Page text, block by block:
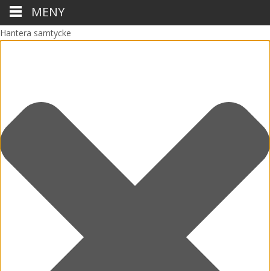
Hantera samtycke
MENY